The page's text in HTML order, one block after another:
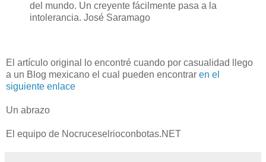
del mundo. Un creyente fácilmente pasa a la
intolerancia. José Saramago
El artículo original lo encontré cuando por casualidad llego
a un Blog mexicano el cual pueden encontrar en el
siguiente enlace
Un abrazo
El equipo de Nocruceselrioconbotas.NET